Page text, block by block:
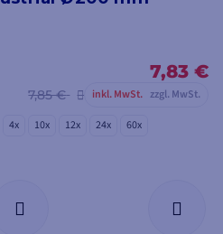
7,83 €
7,85 € inkl. MwSt. zzgl. MwSt.
4x 10x 12x 24x 60x